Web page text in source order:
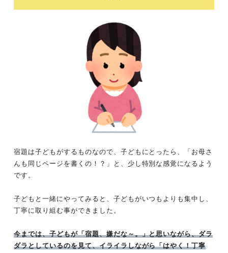
宿題は子どもがするものなので、子どもにとったら、「お母さ
んも同じページを書くの！？」と、少し特別な感覚になるよう
です。
子どもと一緒にやってみると、子どもがいつもよりも集中し、
丁寧に取り組む事ができました。
今までは、子どもが「宿題、嫌だな～。」と思いながら、ダラ
ダラとしているのを見て、イライラしながら「はやく！丁寧